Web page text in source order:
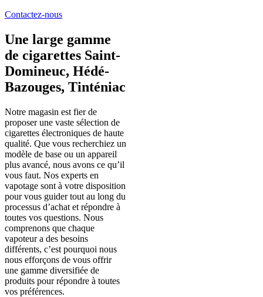
Contactez-nous
Une large gamme
de cigarettes Saint-
Domineuc, Hédé-
Bazouges, Tinténiac
Notre magasin est fier de
proposer une vaste sélection de
cigarettes électroniques de haute
qualité. Que vous recherchiez un
modèle de base ou un appareil
plus avancé, nous avons ce qu’il
vous faut. Nos experts en
vapotage sont à votre disposition
pour vous guider tout au long du
processus d’achat et répondre à
toutes vos questions. Nous
comprenons que chaque
vapoteur a des besoins
différents, c’est pourquoi nous
nous efforçons de vous offrir
une gamme diversifiée de
produits pour répondre à toutes
vos préférences.